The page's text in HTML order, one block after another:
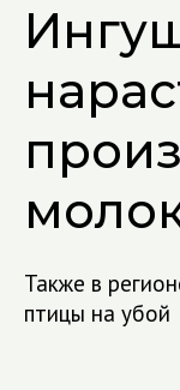
Также в
птицы на убой